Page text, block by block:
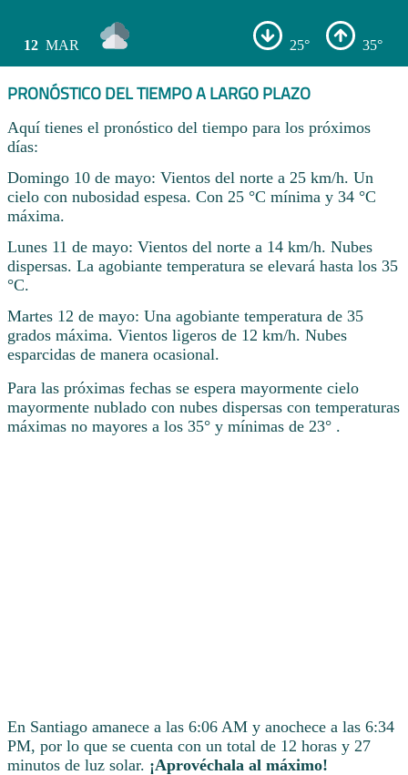
12 MAR 25° 35°
PRONÓSTICO DEL TIEMPO A LARGO PLAZO
Aquí tienes el pronóstico del tiempo para los próximos
días:
Domingo 10 de mayo: Vientos del norte a 25 km/h. Un
cielo con nubosidad espesa. Con 25 °C mínima y 34 °C
máxima.
Lunes 11 de mayo: Vientos del norte a 14 km/h. Nubes
dispersas. La agobiante temperatura se elevará hasta los 35
°C.
Martes 12 de mayo: Una agobiante temperatura de 35
grados máxima. Vientos ligeros de 12 km/h. Nubes
esparcidas de manera ocasional.
Para las próximas fechas se espera mayormente cielo
mayormente nublado con nubes dispersas con temperaturas
máximas no mayores a los 35° y mínimas de 23° .
En Santiago amanece a las 6:06 AM y anochece a las 6:34
PM, por lo que se cuenta con un total de 12 horas y 27
minutos de luz solar. ¡Aprovéchala al máximo!